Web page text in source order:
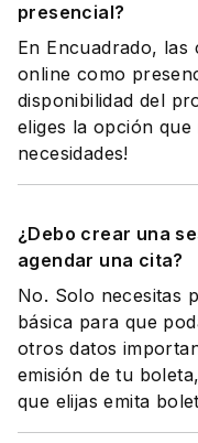
presencial?
En Encuadrado,
online como
disponibilidad del
eliges la opción
necesidades!
¿Debo crear una
agendar una cita?
No. Solo necesitas
básica para que
otros datos
emisión de tu
que elijas emita